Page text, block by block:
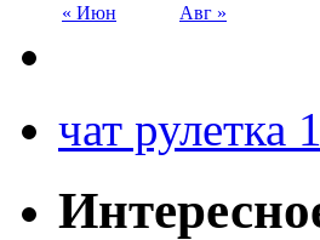
« Июн Авг »
чат рулетка